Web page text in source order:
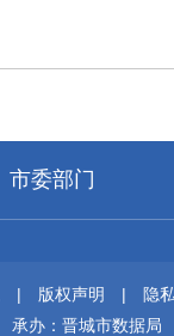
市委部门
| 版权声明 |
隐
承办：晋城市数据局